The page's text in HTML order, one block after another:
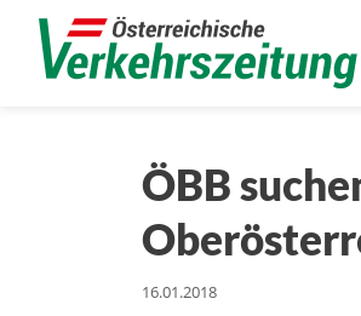
ÖBB
16.01.2018